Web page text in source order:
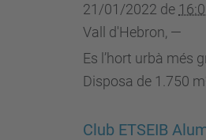
21/01/2022 de
Vall d'Hebron, —
Es l’hort urbà més
Disposa de 1.750
Club ETSEIB